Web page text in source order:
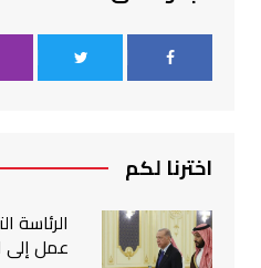
اخترنا لكم
الرئاسة
عمل إلى